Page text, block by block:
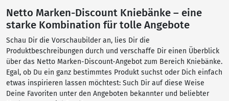
Netto Marken-Discount Kniebänke – eine
starke Kombination für tolle Angebote
Schau Dir die Vorschaubilder an, lies Dir die
Produktbeschreibungen durch und verschaffe Dir einen Überblick
über das Netto Marken-Discount-Angebot zum Bereich Kniebänke.
Egal, ob Du ein ganz bestimmtes Produkt suchst oder Dich einfach
etwas inspirieren lassen möchtest: Such Dir auf diese Weise
Deine Favoriten unter den Angeboten bekannter und beliebter